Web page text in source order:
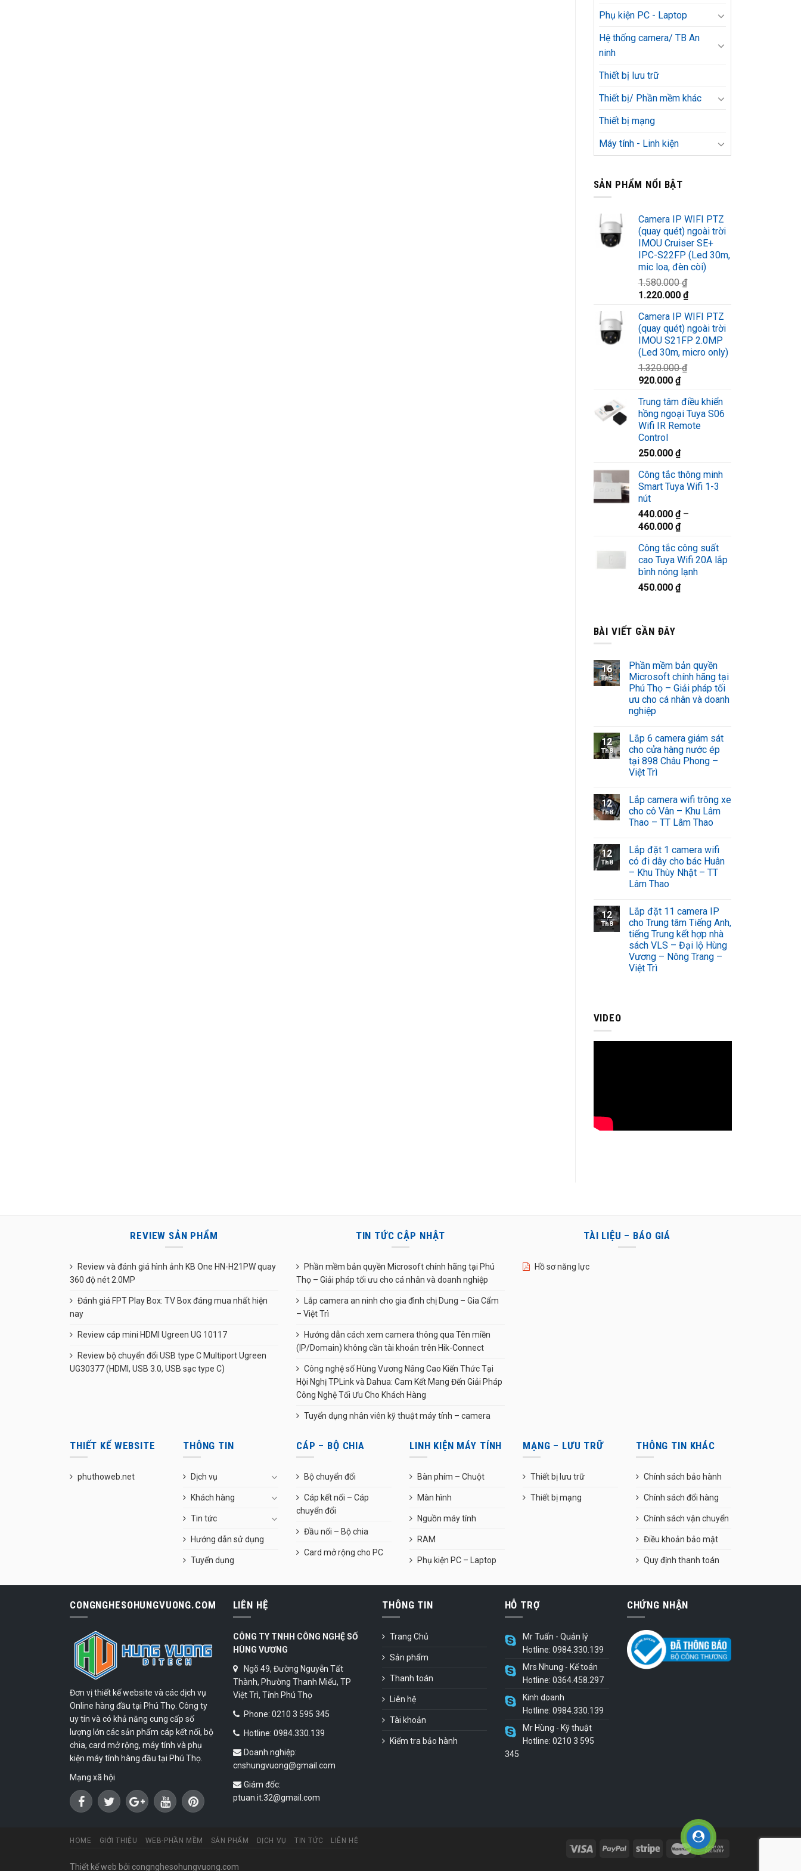
Phụ kiện PC - Laptop
Hệ thống camera/ TB An
ninh
Thiết bị lưu trữ
Thiết bị/ Phần mềm khác
Thiết bị mạng
Máy tính - Linh kiện
SẢN PHẨM NỔI BẬT
Camera IP WIFI PTZ
(quay quét) ngoài trời
IMOU Cruiser SE+
IPC-S22FP (Led 30m,
mic loa, đèn còi)
1.580.000₫
Giá
là:
1.580.000 ₫.
1.220.000 ₫Giá
tại
là:
1.220.000 ₫.
Camera IP WIFI PTZ
(quay quét) ngoài trời
IMOU S21FP 2.0MP
(Led 30m, micro only)
1.320.000₫
Giá
là:
1.320.000 ₫.
920.000 ₫Giá
tại
là:
920.000 ₫.
Trung tâm điều khiển
hồng ngoại Tuya S06
Wifi IR Remote
Control
250.000 ₫
Công tắc thông minh
Smart Tuya Wifi 1-3
nút
440.000 ₫–
460.000 ₫
Công tắc công suất
cao Tuya Wifi 20A lắp
bình nóng lạnh
450.000 ₫
BÀI VIẾT GẦN ĐÂY
16
Th5
Phần mềm bản quyền
Microsoft chính hãng tại
Phú Thọ – Giải pháp tối
ưu cho cá nhân và doanh
nghiệp
12
Th8
Lắp 6 camera giám sát
cho cửa hàng nước ép
tại 898 Châu Phong –
Việt Trì
12
Th8
Lắp camera wifi trông xe
cho cô Vân – Khu Lâm
Thao – TT Lâm Thao
12
Th8
Lắp đặt 1 camera wifi
có đi dây cho bác Huân
– Khu Thùy Nhật – TT
Lâm Thao
12
Th8
Lắp đặt 11 camera IP
cho Trung tâm Tiếng Anh,
tiếng Trung kết hợp nhà
sách VLS – Đại lộ Hùng
Vương – Nông Trang –
Việt Trì
VIDEO
REVIEW SẢN PHẨM
Review và đánh giá hình ảnh KB One HN-H21PW quay
360 độ nét 2.0MP
Đánh giá FPT Play Box: TV Box đáng mua nhất hiện
nay
Review cáp mini HDMI Ugreen UG 10117
Review bộ chuyển đổi USB type C Multiport Ugreen
UG30377 (HDMI, USB 3.0, USB sạc type C)
TIN TỨC CẬP NHẬT
Phần mềm bản quyền Microsoft chính hãng tại Phú
Thọ – Giải pháp tối ưu cho cá nhân và doanh nghiệp
Lắp camera an ninh cho gia đình chị Dung – Gia Cẩm
– Việt Trì
Hướng dẫn cách xem camera thông qua Tên miền
(IP/Domain) không cần tài khoản trên Hik-Connect
Công nghệ số Hùng Vương Nâng Cao Kiến Thức Tại
Hội Nghị TPLink và Dahua: Cam Kết Mang Đến Giải Pháp
Công Nghệ Tối Ưu Cho Khách Hàng
Tuyển dụng nhân viên kỹ thuật máy tính – camera
TÀI LIỆU – BÁO GIÁ
Hồ sơ năng lực
THIẾT KẾ WEBSITE
phuthoweb.net
THÔNG TIN
Dịch vụ
Khách hàng
Tin tức
Hướng dẫn sử dụng
Tuyển dụng
CÁP – BỘ CHIA
Bộ chuyển đổi
Cáp kết nối – Cáp
chuyển đổi
Đầu nối – Bộ chia
Card mở rộng cho PC
LINH KIỆN MÁY TÍNH
Bàn phím – Chuột
Màn hình
Nguồn máy tính
RAM
Phụ kiện PC – Laptop
MẠNG – LƯU TRỮ
Thiết bị lưu trữ
Thiết bị mạng
THÔNG TIN KHÁC
Chính sách bảo hành
Chính sách đổi hàng
Chính sách vận chuyển
Điều khoản bảo mật
Quy định thanh toán
CONGNGHESOHUNGVUONG.COM
Đơn vị thiết kế website và các dịch vụ
Online hàng đầu tại Phú Thọ. Công ty
uy tín và có khả năng cung cấp số
lượng lớn các sản phẩm cáp kết nối, bộ
chia, card mở rộng, máy tính và phụ
kiện máy tính hàng đầu tại Phú Thọ.
Mạng xã hội
LIÊN HỆ
CÔNG TY TNHH CÔNG NGHỆ SỐ
HÙNG VƯƠNG
Ngõ 49, Đường Nguyễn Tất
Thành, Phường Thanh Miếu, TP
Việt Trì, Tỉnh Phú Thọ
Phone: 0210 3 595 345
Hotline: 0984.330.139
Doanh nghiệp:
cnshungvuong@gmail.com
Giám đốc:
ptuan.it.32@gmail.com
THÔNG TIN
Trang Chủ
Sản phẩm
Thanh toán
Liên hệ
Tài khoản
Kiểm tra bảo hành
HỖ TRỢ
Mr Tuấn - Quản lý
Hotline: 0984.330.139
Mrs Nhung - Kế toán
Hotline: 0364.458.297
Kinh doanh
Hotline: 0984.330.139
Mr Hùng - Kỹ thuật
Hotline: 0210 3 595
345
CHỨNG NHẬN
HOME GIỚI THIỆU WEB-PHẦN MỀM SẢN PHẨM DỊCH VỤ TIN TỨC LIÊN HỆ
Thiết kế web bởi congnghesohungvuong.com